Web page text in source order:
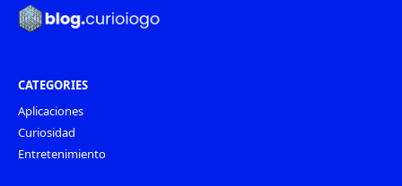
CATEGORIES
Aplicaciones
Curiosidad
Entretenimiento